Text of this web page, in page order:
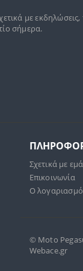
με εκδηλώσεις,
σήμερα.
Σχετικά με
Επικοινωνία
Ο
© Moto
Webace.gr